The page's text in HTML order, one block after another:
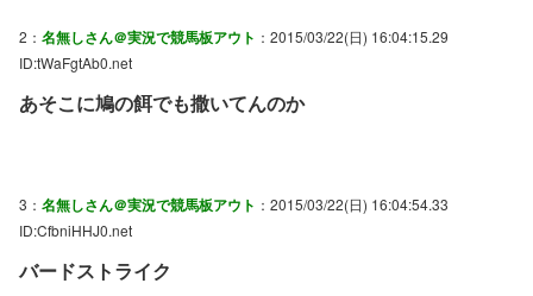
2： 名無しさん＠実況で競馬板アウト ：2015/03/22(日) 16:04:15.29
ID:tWaFgtAb0.net
あそこに鳩の餌でも撒いてんのか
3： 名無しさん＠実況で競馬板アウト ：2015/03/22(日) 16:04:54.33
ID:CfbniHHJ0.net
バードストライク